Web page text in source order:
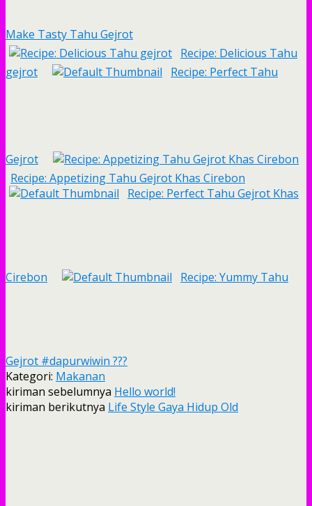
Make Tasty Tahu Gejrot
Recipe: Delicious Tahu
gejrot
Recipe: Perfect Tahu
Gejrot
Recipe: Appetizing Tahu Gejrot Khas Cirebon
Recipe: Perfect Tahu Gejrot Khas
Cirebon Recipe: Yummy Tahu
Gejrot #dapurwiwin ??‍?
Kategori: Makanan
kiriman sebelumnya Hello world!
kiriman berikutnya Life Style Gaya Hidup Old